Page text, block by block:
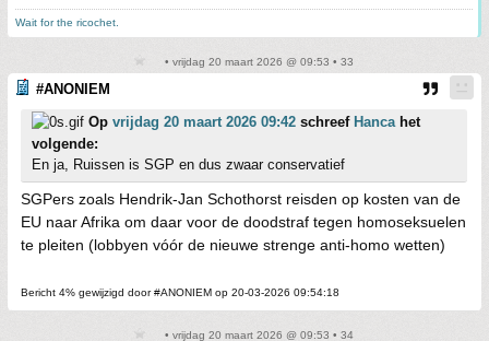
Wait for the ricochet.
• vrijdag 20 maart 2026 @ 09:53 • 33
#ANONIEM
Op vrijdag 20 maart 2026 09:42 schreef Hancahet
volgende:
En ja, Ruissen is SGP en dus zwaar conservatief
SGPers zoals Hendrik-Jan Schothorst reisden op kosten van de
EU naar Afrika om daar voor de doodstraf tegen homoseksuelen
te pleiten (lobbyen vóór de nieuwe strenge anti-homo wetten)
Bericht 4% gewijzigd door #ANONIEM op 20-03-2026 09:54:18
• vrijdag 20 maart 2026 @ 09:53 • 34